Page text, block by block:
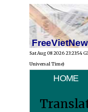
Sat Aug 08 2026 23:23:54
Universal Time)
HOME